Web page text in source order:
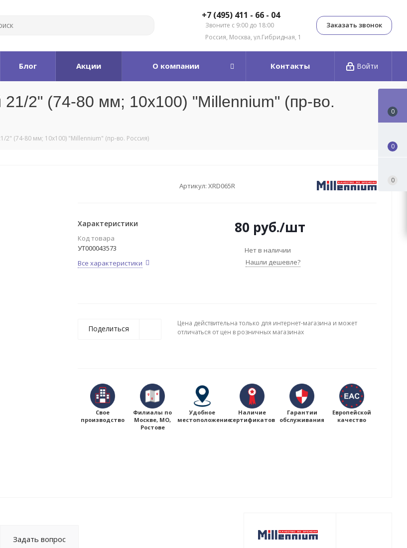
+7 (495) 411 - 66 - 04
Звоните с 9:00 до 18:00
Россия, Москва, ул.Гибридная, 1
Заказать звонок
Войти
Блог Акции О компании Контакты
21/2" (74-80 мм; 10х100) "Millennium" (пр-во.
2" (74-80 мм; 10х100) "Millennium" (пр-во. Россия)
Артикул: XRD065R
Характеристики
Код товара
УТ000043573
Все характеристики
80 руб./шт
Нет в наличии
Нашли дешевле?
Поделиться
Цена действительна только для интернет-магазина и может
отличаться от цен в розничных магазинах
Свое
производство
Филиалы по
Москве, МО,
Ростове
Удобное
местоположение
Наличие
сертификатов
Гарантии
обслуживания
Европейской
качество
Задать вопрос
0
0
0